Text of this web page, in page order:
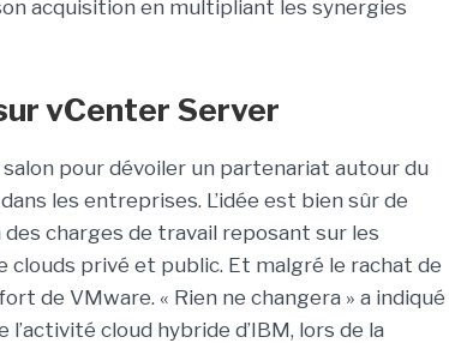
acquisition en multipliant les synergies
vCenter Server
pour dévoiler un partenariat autour du
les entreprises. L’idée est bien sûr de
charges de travail reposant sur les
privé et public. Et malgré le rachat de
de VMware. « Rien ne changera » a indiqué
cloud hybride d’IBM, lors de la